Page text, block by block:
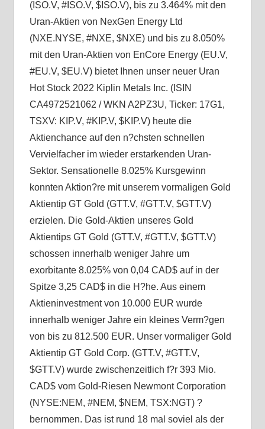
(ISO.V, #ISO.V, $ISO.V), bis zu 3.464% mit den
Uran-Aktien von NexGen Energy Ltd
(NXE.NYSE, #NXE, $NXE) und bis zu 8.050%
mit den Uran-Aktien von EnCore Energy (EU.V,
#EU.V, $EU.V) bietet Ihnen unser neuer Uran
Hot Stock 2022 Kiplin Metals Inc. (ISIN
CA4972521062 / WKN A2PZ3U, Ticker: 17G1,
TSXV: KIP.V, #KIP.V, $KIP.V) heute die
Aktienchance auf den n?chsten schnellen
Vervielfacher im wieder erstarkenden Uran-
Sektor. Sensationelle 8.025% Kursgewinn
konnten Aktion?re mit unserem vormaligen Gold
Aktientip GT Gold (GTT.V, #GTT.V, $GTT.V)
erzielen. Die Gold-Aktien unseres Gold
Aktientips GT Gold (GTT.V, #GTT.V, $GTT.V)
schossen innerhalb weniger Jahre um
exorbitante 8.025% von 0,04 CAD$ auf in der
Spitze 3,25 CAD$ in die H?he. Aus einem
Aktieninvestment von 10.000 EUR wurde
innerhalb weniger Jahre ein kleines Verm?gen
von bis zu 812.500 EUR. Unser vormaliger Gold
Aktientip GT Gold Corp. (GTT.V, #GTT.V,
$GTT.V) wurde zwischenzeitlich f?r 393 Mio.
CAD$ vom Gold-Riesen Newmont Corporation
(NYSE:NEM, #NEM, $NEM, TSX:NGT) ?
bernommen. Das ist rund 18 mal soviel als der